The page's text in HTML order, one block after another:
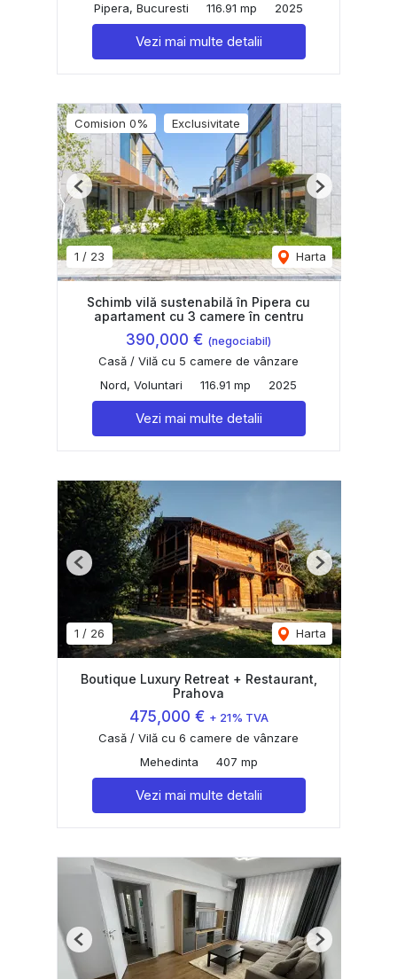
Pipera, Bucuresti
116.91 mp 2025
Vezi mai multe detalii
Comision 0% Exclusivitate
1 / 23 Harta
Previous Next
Schimb vilă sustenabilă în Pipera cu
apartament cu 3 camere în centru
390,000 € (negociabil)
Casă / Vilă cu 5 camere de vânzare
Nord, Voluntari
116.91 mp 2025
Vezi mai multe detalii
1 / 26 Harta
Previous Next
Boutique Luxury Retreat + Restaurant,
Prahova
475,000 € + 21% TVA
Casă / Vilă cu 6 camere de vânzare
Mehedinta
407 mp
Vezi mai multe detalii
Previous Next